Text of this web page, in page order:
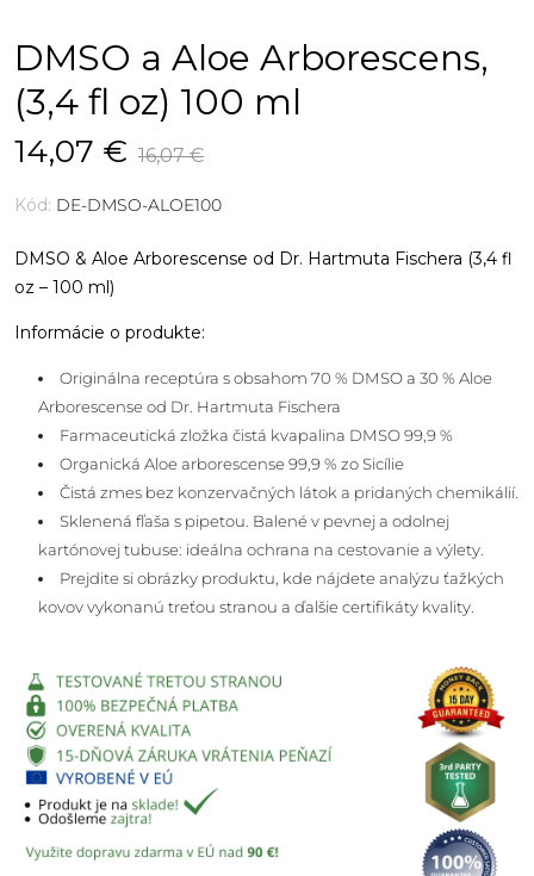
DMSO a Aloe Arborescens,
(3,4 fl oz) 100 ml
14,07 € 16,07 €
Kód: DE-DMSO-ALOE100
DMSO & Aloe Arborescense od Dr. Hartmuta Fischera (3,4 fl
oz – 100 ml)
Informácie o produkte:
Originálna receptúra s obsahom 70 % DMSO a 30 % Aloe
Arborescense od Dr. Hartmuta Fischera
Farmaceutická zložka čistá kvapalina DMSO 99,9 %
Organická Aloe arborescense 99,9 % zo Sicílie
Čistá zmes bez konzervačných látok a pridaných chemikálií.
Sklenená fľaša s pipetou. Balené v pevnej a odolnej
kartónovej tubuse: ideálna ochrana na cestovanie a výlety.
Prejdite si obrázky produktu, kde nájdete analýzu ťažkých
kovov vykonanú treťou stranou a ďalšie certifikáty kvality.